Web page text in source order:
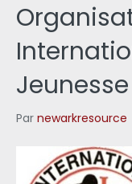
Jeunesse
Par newarkresource